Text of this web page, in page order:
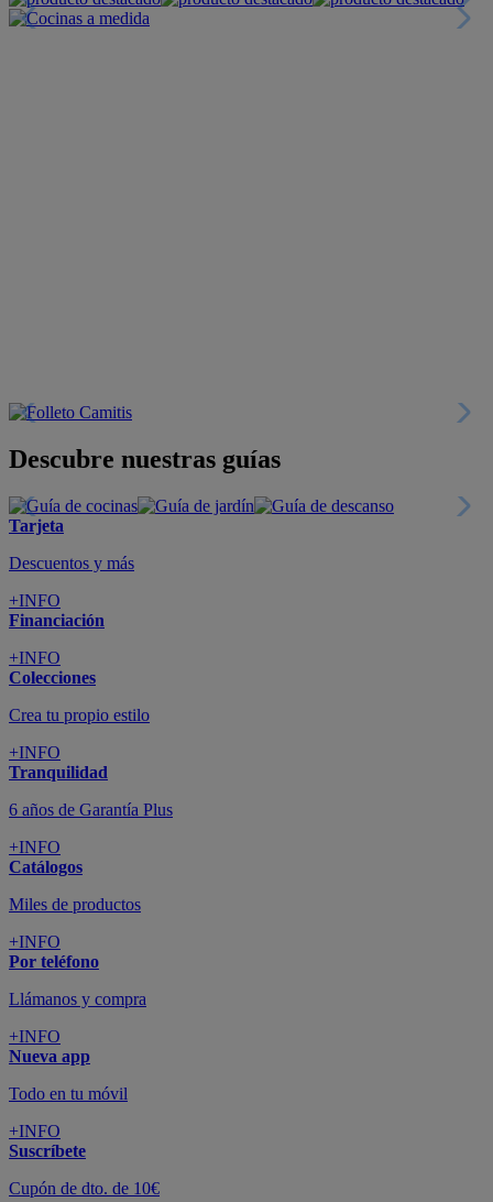
Descubre nuestras guías
Tarjeta
Descuentos y más
+INFO
Financiación
+INFO
Colecciones
Crea tu propio estilo
+INFO
Tranquilidad
6 años de Garantía Plus
+INFO
Catálogos
Miles de productos
+INFO
Por teléfono
Llámanos y compra
+INFO
Nueva app
Todo en tu móvil
+INFO
Suscríbete
Cupón de dto. de 10€